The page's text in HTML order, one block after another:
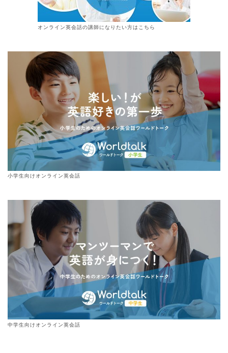
オンライン英会話の講師になりたい方はこちら
小学生向けオンライン英会話
中学生向けオンライン英会話